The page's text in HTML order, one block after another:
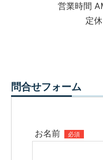
営業時間
定
問合せフォーム
お名前 必須